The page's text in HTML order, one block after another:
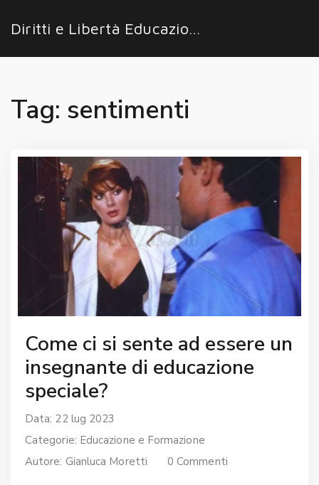
Diritti e Libertà Educazione
Tag: sentimenti
Come ci si sente ad essere un
insegnante di educazione
speciale?
Data: 22 lug 2023
Categorie: Educazione e Formazione
Autore: Gianluca Moretti 0 Commenti